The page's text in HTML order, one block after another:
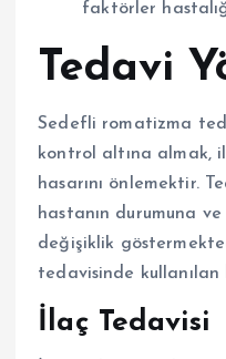
faktörler
Tedavi
Sedefli romatizma
kontrol altına almak,
hasarını önlemektir.
hastanın durumuna
değişiklik
tedavisinde kullanılan
İlaç Tedavisi